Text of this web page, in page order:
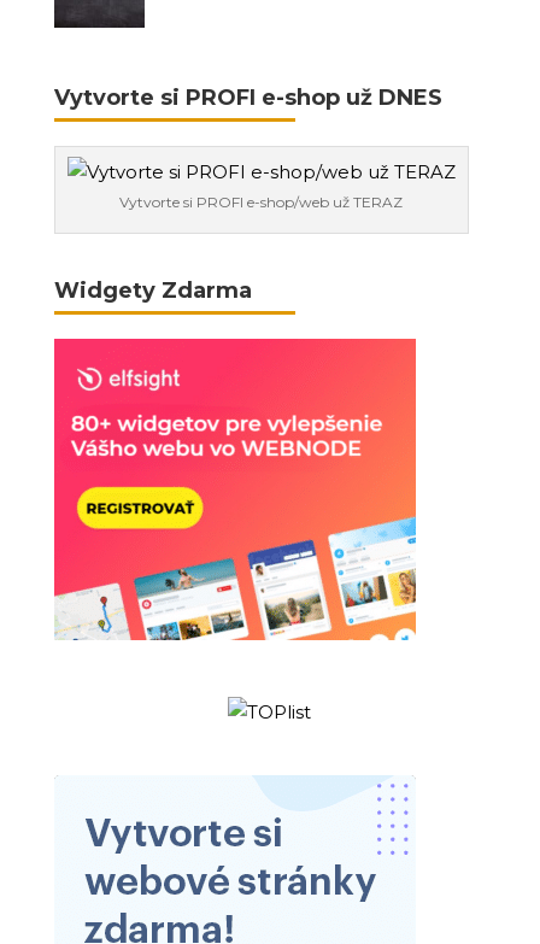
Vytvorte si PROFI e-shop už DNES
Vytvorte si PROFI e-shop/web už TERAZ
Widgety Zdarma